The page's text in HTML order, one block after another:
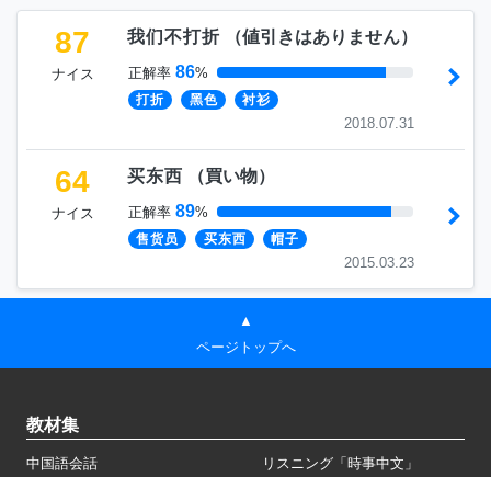
87
ナイス
我们不打折 （値引きはありません）
正解率 86%
打折 黑色 衬衫
2018.07.31
64
ナイス
买东西 （買い物）
正解率 89%
售货员 买东西 帽子
2015.03.23
▲
ページトップへ
教材集
中国語会話
リスニング「時事中文」